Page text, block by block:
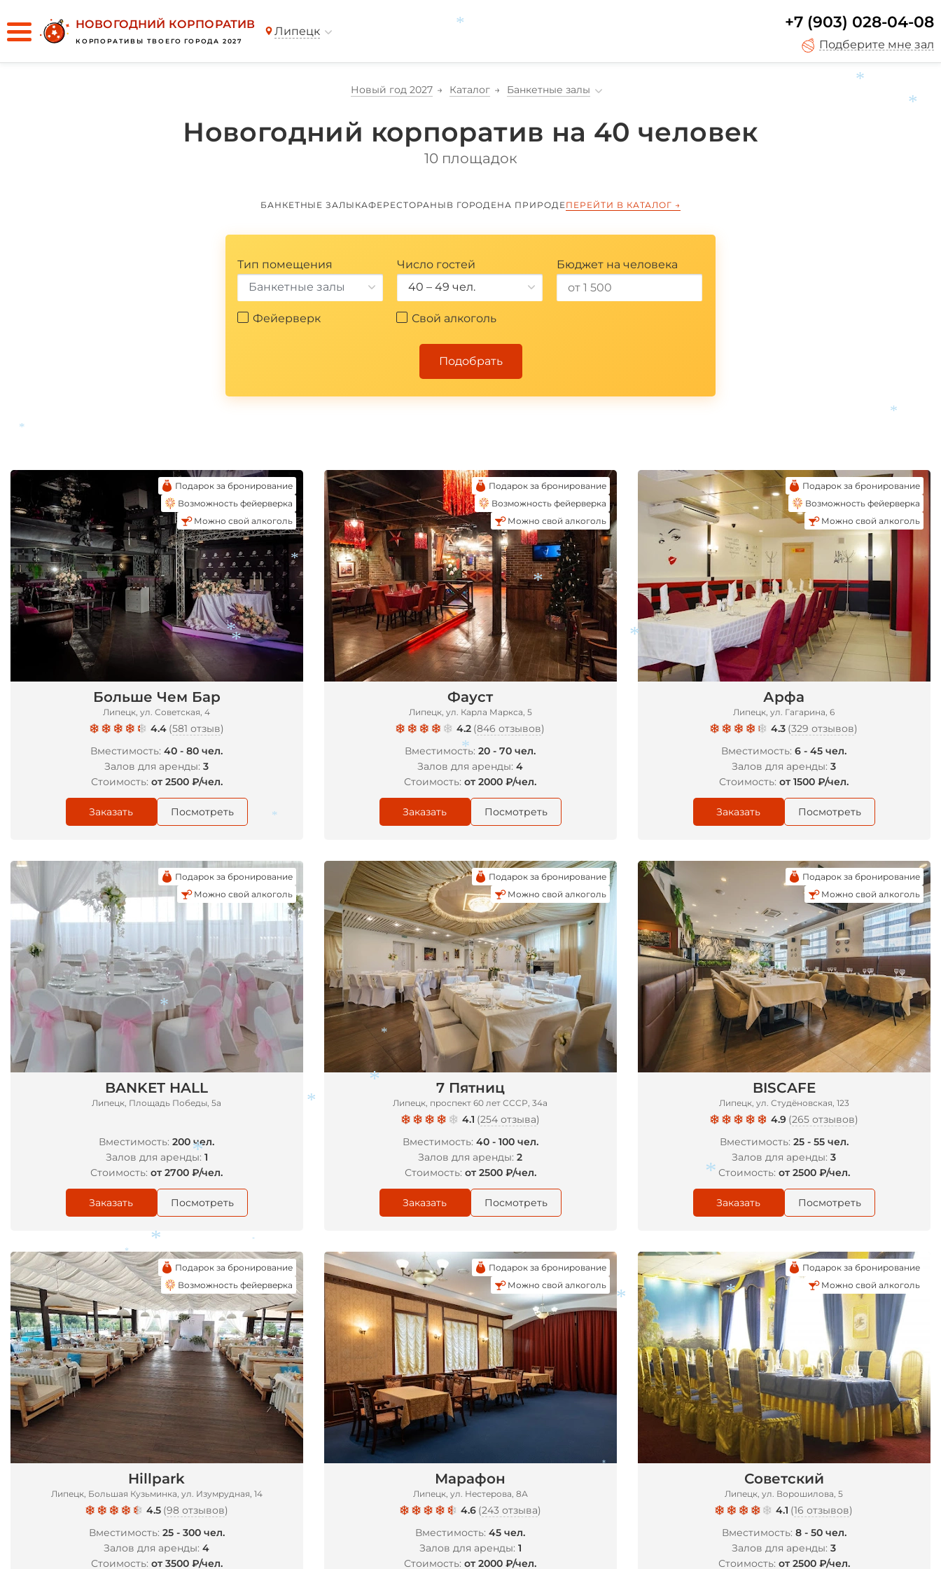
НОВОГОДНИЙ КОРПОРАТИВ
КОРПОРАТИВЫ ТВОЕГО ГОРОДА 2027
Липецк +7 (903) 028-04-08
Подберите мне зал
Новый год 2027 Каталог Банкетные залы
Новогодний корпоратив на 40 человек
10 площадок
БАНКЕТНЫЕ ЗАЛЫ КАФЕРЕСТОРАНЫ В ГОРОДЕНА ПРИРОДЕПЕРЕЙТИ В КАТАЛОГ →
Тип помещения
Банкетные залы
Число гостей
40 – 49 чел.
Бюджет на человека
Фейерверк Свой алкоголь
Подобрать
Больше Чем Бар
Липецк, ул. Советская, 4
4.4 (581 отзыв)
Вместимость:40 - 80 чел.
Залов для аренды:3
Стоимость: от 2500 ₽/чел.
Подарок за бронирование
Возможность фейерверка
Можно свой алкоголь
Заказать Посмотреть
Фауст
Липецк, ул. Карла Маркса, 5
4.2 (846 отзывов)
Вместимость:20 - 70 чел.
Залов для аренды:4
Стоимость:от 2000 ₽/чел.
Подарок за бронирование
Возможность фейерверка
Можно свой алкоголь
Заказать Посмотреть
Арфа
Липецк, ул. Гагарина, 6
4.3 (329 отзывов)
Вместимость:6 - 45 чел.
Залов для аренды:3
Стоимость:от 1500 ₽/чел.
Подарок за бронирование
Возможность фейерверка
Можно свой алкоголь
Заказать Посмотреть
BANKET HALL
Липецк, Площадь Победы, 5а
Вместимость:200 чел.
Залов для аренды: 1
Стоимость:от 2700 ₽/чел.
Подарок за бронирование
Можно свой алкоголь
Заказать Посмотреть
7 Пятниц
Липецк, проспект 60 лет СССР, 34а
4.1 (254 отзыва)
Вместимость: 40 - 100 чел.
Залов для аренды:2
Стоимость: от 2500 ₽/чел.
Подарок за бронирование
Можно свой алкоголь
Заказать Посмотреть
BISCAFE
Липецк, ул. Студёновская, 123
4.9 (265 отзывов)
Вместимость: 25 - 55 чел.
Залов для аренды:3
Стоимость: от 2500 ₽/чел.
Подарок за бронирование
Можно свой алкоголь
Заказать Посмотреть
Hillpark
Липецк, Большая Кузьминка, ул. Изумрудная, 14
4.5 (98 отзывов)
Вместимость: 25 - 300 чел.
Залов для аренды:4
Стоимость: от 3500 ₽/чел.
Подарок за бронирование
Возможность фейерверка
Марафон
Липецк, ул. Нестерова, 8А
4.6 (243 отзыва)
Вместимость:45 чел.
Залов для аренды: 1
Стоимость:от 2000 ₽/чел.
Подарок за бронирование
Можно свой алкоголь
Советский
Липецк, ул. Ворошилова, 5
4.1 (16 отзывов)
Вместимость: 8 - 50 чел.
Залов для аренды:3
Стоимость: от 2500 ₽/чел.
Подарок за бронирование
Можно свой алкоголь
*
*
*
*
*
*
*
*
*
*
*
*